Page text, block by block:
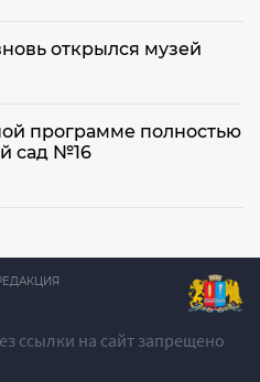
открылся музей
программе полностью
сад №16
ссылки на сайт запрещено